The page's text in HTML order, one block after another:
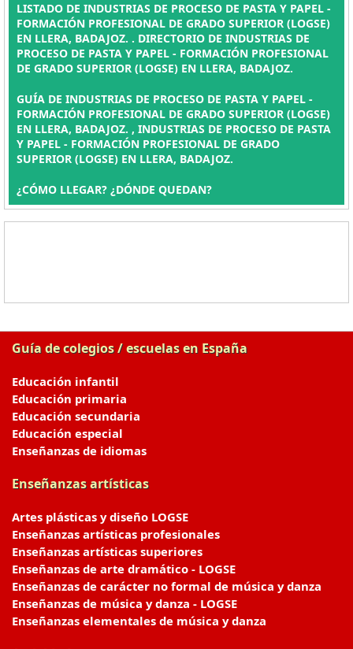
LISTADO DE INDUSTRIAS DE PROCESO DE PASTA Y PAPEL -
FORMACIÓN PROFESIONAL DE GRADO SUPERIOR (LOGSE)
EN LLERA, BADAJOZ. . DIRECTORIO DE INDUSTRIAS DE
PROCESO DE PASTA Y PAPEL - FORMACIÓN PROFESIONAL
DE GRADO SUPERIOR (LOGSE) EN LLERA, BADAJOZ.
GUÍA DE INDUSTRIAS DE PROCESO DE PASTA Y PAPEL -
FORMACIÓN PROFESIONAL DE GRADO SUPERIOR (LOGSE)
EN LLERA, BADAJOZ. , INDUSTRIAS DE PROCESO DE PASTA
Y PAPEL - FORMACIÓN PROFESIONAL DE GRADO
SUPERIOR (LOGSE) EN LLERA, BADAJOZ.
¿CÓMO LLEGAR? ¿DÓNDE QUEDAN?
Guía de colegios / escuelas en España
Educación infantil
Educación primaria
Educación secundaria
Educación especial
Enseñanzas de idiomas
Enseñanzas artísticas
Artes plásticas y diseño LOGSE
Enseñanzas artísticas profesionales
Enseñanzas artísticas superiores
Enseñanzas de arte dramático - LOGSE
Enseñanzas de carácter no formal de música y danza
Enseñanzas de música y danza - LOGSE
Enseñanzas elementales de música y danza